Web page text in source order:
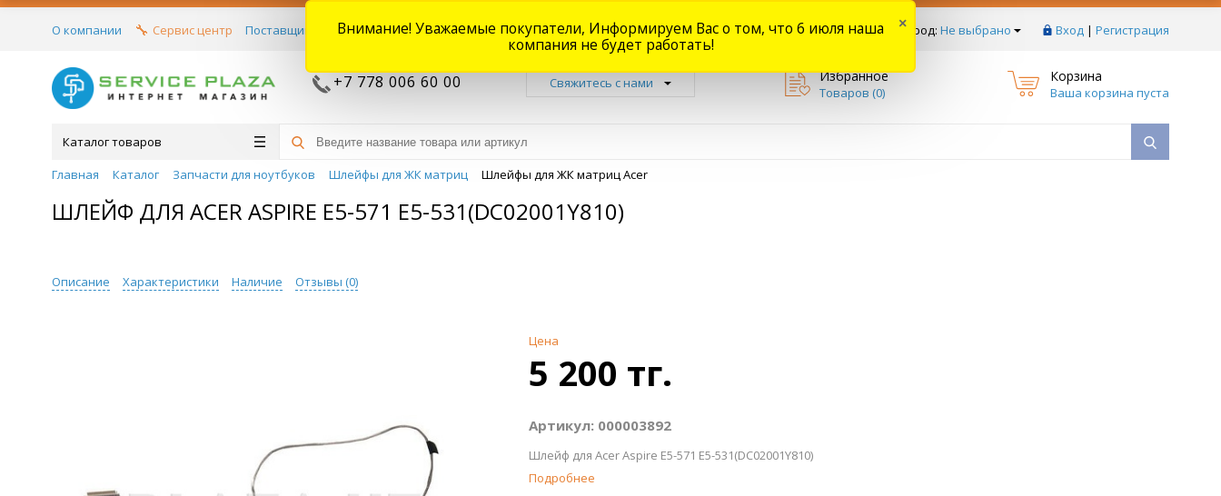
Ваш город: Не выбрано Вход | Регистрация
О компании Сервис центр Поставщикам Договора Новости Акции Доставка Оплата Наши магазины Форум Отзывы
+7 778 006 60 00 Свяжитесь с нами Избранное
Товаров (0)
Корзина
Ваша корзина пуста
Каталог товаров
Главная
Каталог Запчасти для ноутбуков Шлейфы для ЖК матриц Шлейфы для ЖК матриц Acer
ШЛЕЙФ ДЛЯ ACER ASPIRE E5-571 E5-531(DC02001Y810)
Описание Характеристики Наличие Отзывы (0)
Цена
5 200 тг.
Артикул: 000003892
Шлейф для Acer Aspire E5-571 E5-531(DC02001Y810)
Подробнее
Внимание! Уважаемые покупатели, Информируем Вас о том, что 6 июля наша
компания не будет работать!
×